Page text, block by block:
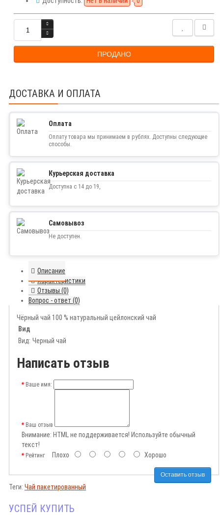
ПРОДАНО
ДОСТАВКА И ОПЛАТА
Оплата
Оплату товара мы принимаем в рублях. Доступны следующие
способы.
Курьерская доставка
Доступна с 14 до 19,
Самовывоз
Не доступен.
Описание
Характеристики
Отзывы (0)
Вопрос - ответ (0)
Чёрный чай 100 % натуральный цейлонский чай
Вид
Вид: Черный чай
Написать отзыв
Ваше имя:
Ваш отзыв
Внимание: HTML не поддерживается! Используйте обычный
текст!
РейтингПлохо Хорошо
Оставить отзыв
Теги: Чай пакетированный
УСПЕЙ КУПИТЬ